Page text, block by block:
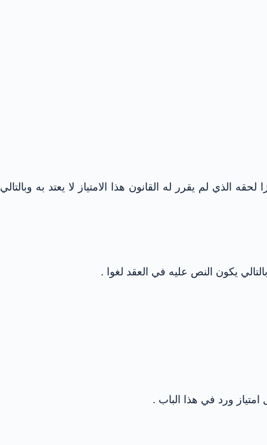
الذي لم يقرر له القانون هذا الامتياز لا يعتد به وبالتالي
يكون النص عليه في العقد لغوا .
ورد في هذا الباب .